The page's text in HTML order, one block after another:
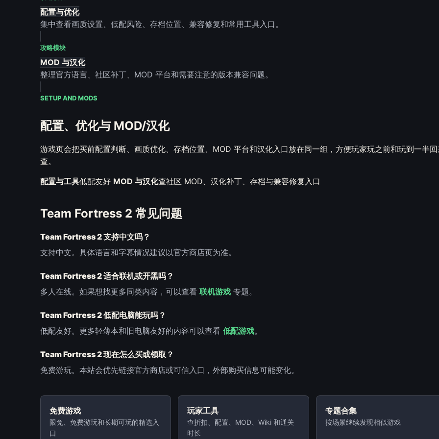
配置与优化
集中查看画质设置、低配风险、存档位置、兼容修复和常用工具入口。
攻略模块
MOD 与汉化
整理官方语言、社区补丁、MOD 平台和需要注意的版本兼容问题。
SETUP AND MODS
配置、优化与 MOD/汉化
游戏页会把买前配置判断、画质优化、存档位置、MOD 平台和汉化入口放在同一组，方便玩家玩之前和玩到一半
查。
配置与工具低配友好 MOD 与汉化查社区 MOD、汉化补丁、存档与兼容修复入口
Team Fortress 2 常见问题
Team Fortress 2 支持中文吗？
支持中文。具体语言和字幕情况建议以官方商店页为准。
Team Fortress 2 适合联机或开黑吗？
多人在线。如果想找更多同类内容，可以查看 联机游戏 专题。
Team Fortress 2 低配电脑能玩吗？
低配友好。更多轻薄本和旧电脑友好的内容可以查看 低配游戏。
Team Fortress 2 现在怎么买或领取？
免费游玩。本站会优先链接官方商店或可信入口，外部购买信息可能变化。
免费游戏
限免、免费游玩和长期可玩的精选入
口
玩家工具
查折扣、配置、MOD、Wiki 和通关
时长
专题合集
按场景继续发现相似游戏